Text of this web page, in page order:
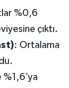
%0,6
çıktı.
: Ortalama
%1,6’ya